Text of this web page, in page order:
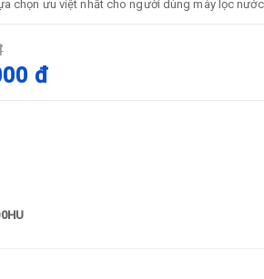
chọn ưu việt nhất cho người dùng máy lọc nước
đ